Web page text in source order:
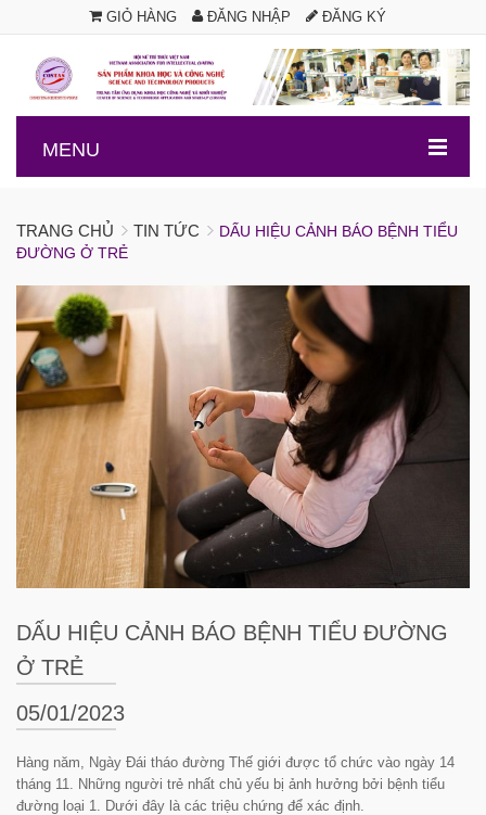
GIỎ HÀNG ĐĂNG NHẬP ĐĂNG KÝ
.
MENU
TRANG CHỦ TIN TỨC
DẤU HIỆU CẢNH BÁO BỆNH TIỂU
ĐƯỜNG Ở TRẺ
DẤU HIỆU CẢNH BÁO BỆNH TIỂU ĐƯỜNG
Ở TRẺ
05/01/2023
Hàng năm, Ngày Đái tháo đường Thế giới được tổ chức vào ngày 14
tháng 11. Những người trẻ nhất chủ yếu bị ảnh hưởng bởi bệnh tiểu
đường loại 1. Dưới đây là các triệu chứng để xác định.